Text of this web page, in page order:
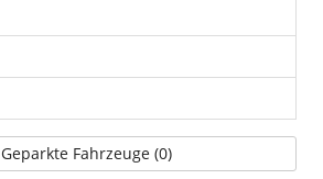
Geparkte Fahrzeuge (0)